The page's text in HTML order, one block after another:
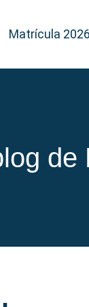
Matrícula
de